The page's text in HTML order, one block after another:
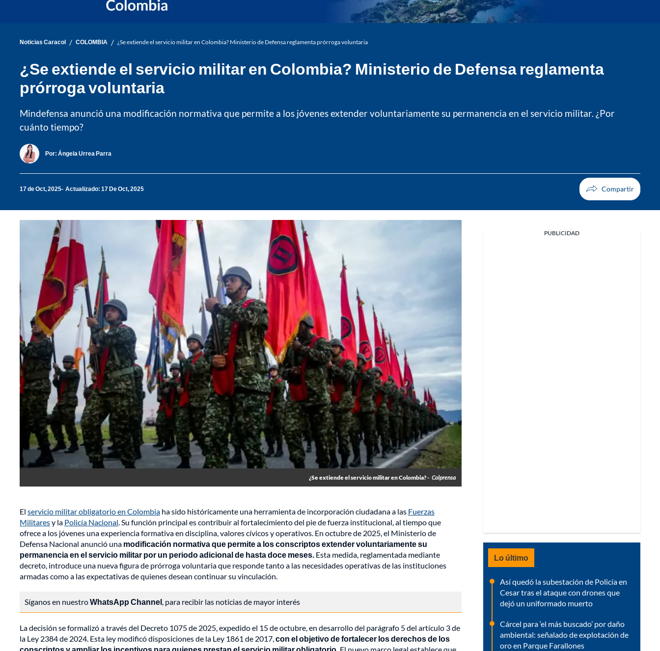
Noticias Caracol / COLOMBIA / ¿Se extiende el servicio militar en Colombia? Ministerio de Defensa reglamenta prórroga voluntaria
¿Se extiende el servicio militar en Colombia? Ministerio de Defensa reglamenta
prórroga voluntaria
Mindefensa anunció una modificación normativa que permite a los jóvenes extender voluntariamente su permanencia en el servicio militar. ¿Por
cuánto tiempo?
Por: Ángela Urrea Parra
17 de Oct, 2025 Actualizado: 17 De Oct, 2025
¿Se extiende el servicio militar en Colombia? - Colprensa
El servicio militar obligatorio en Colombia ha sido históricamente una herramienta de incorporación ciudadana a las Fuerzas
Militaresy la Policía Nacional. Su función principal es contribuir al fortalecimiento del pie de fuerza institucional, al tiempo que
ofrece a los jóvenes una experiencia formativa en disciplina, valores cívicos y operativos. En octubre de 2025, el Ministerio de
Defensa Nacional anunció una modificación normativa que permite a los conscriptos extender voluntariamente su
permanencia en el servicio militar por un periodo adicional de hasta doce meses. Esta medida, reglamentada mediante
decreto, introduce una nueva figura de prórroga voluntaria que responde tanto a las necesidades operativas de las instituciones
armadas como a las expectativas de quienes desean continuar su vinculación.
Síganos en nuestroWhatsApp Channel, para recibir las noticias de mayor interés
La decisión se formalizó a través del Decreto 1075 de 2025, expedido el 15 de octubre, en desarrollo del parágrafo 5 del artículo 3 de
la Ley 2384 de 2024. Esta ley modificó disposiciones de la Ley 1861 de 2017,con el objetivo de fortalecer los derechos de los
PUBLICIDAD
Lo último
Así quedó la subestación de Policía en
Cesar tras el ataque con drones que
dejó un uniformado muerto
Cárcel para ‘el más buscado’ por daño
ambiental: señalado de explotación de
oro en Parque Farallones